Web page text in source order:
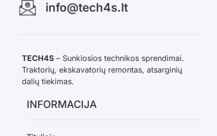
info@tech4s.lt
TECH4S – Sunkiosios technikos sprendimai.
Traktorių, ekskavatorių remontas, atsarginių
dalių tiekimas.
INFORMACIJA